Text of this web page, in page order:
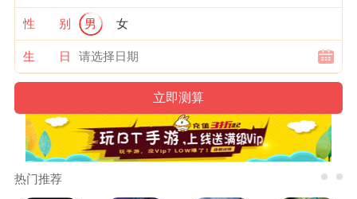
性 别 男 女
生 日
热门推荐